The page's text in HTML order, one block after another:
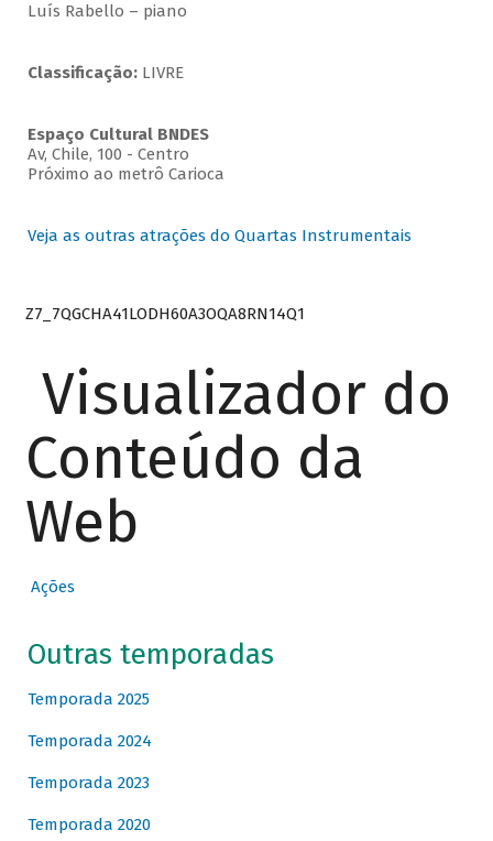
Luís Rabello – piano
Classificação:LIVRE
Espaço Cultural BNDES
Av, Chile, 100 - Centro
Próximo ao metrô Carioca
Veja as outras atrações do Quartas Instrumentais
Z7_7QGCHA41LODH60A3OQA8RN14Q1
Visualizador do
Conteúdo da
Web
Ações
Outras temporadas
Temporada 2025
Temporada 2024
Temporada 2023
Temporada 2020